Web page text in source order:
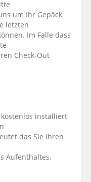
um Ihr Gepäck
letzten
Im Falle dass
Check-Out
installiert
das Sie Ihren
Aufenthaltes.